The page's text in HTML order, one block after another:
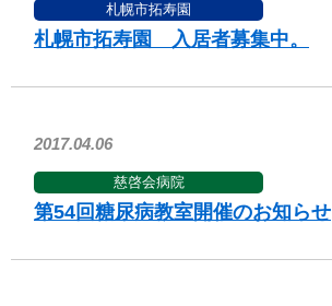
札幌市拓寿園
札幌市拓寿園 入居者募集中。
2017.04.06
慈啓会病院
第54回糖尿病教室開催のお知らせ